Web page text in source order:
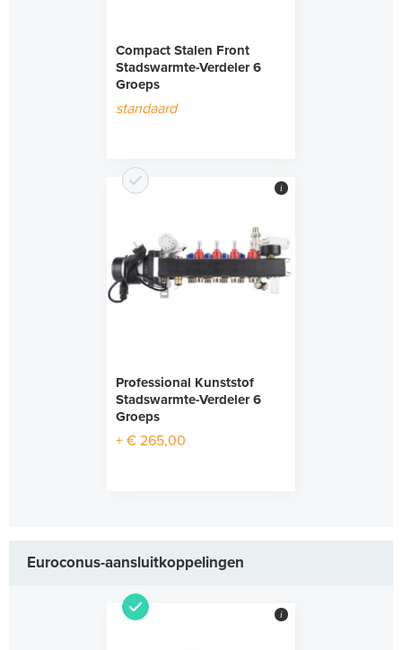
Compact Stalen Front
Stadswarmte-Verdeler 6
Groeps
standaard
Professional Kunststof
Stadswarmte-Verdeler 6
Groeps
+ € 265,00
i
Euroconus-aansluitkoppelingen
i